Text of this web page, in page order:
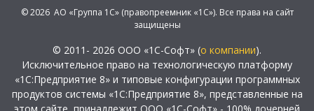
© 2026 АО «Группа 1С» (правопреемник «1С»). Все права на сайт
защищены
© 2011- 2026 ООО «1С-Софт» (о компании).
Исключительное право на технологическую платформу
«1С:Предприятие 8» и типовые конфигурации программных
продуктов системы «1С:Предприятие 8», представленные на